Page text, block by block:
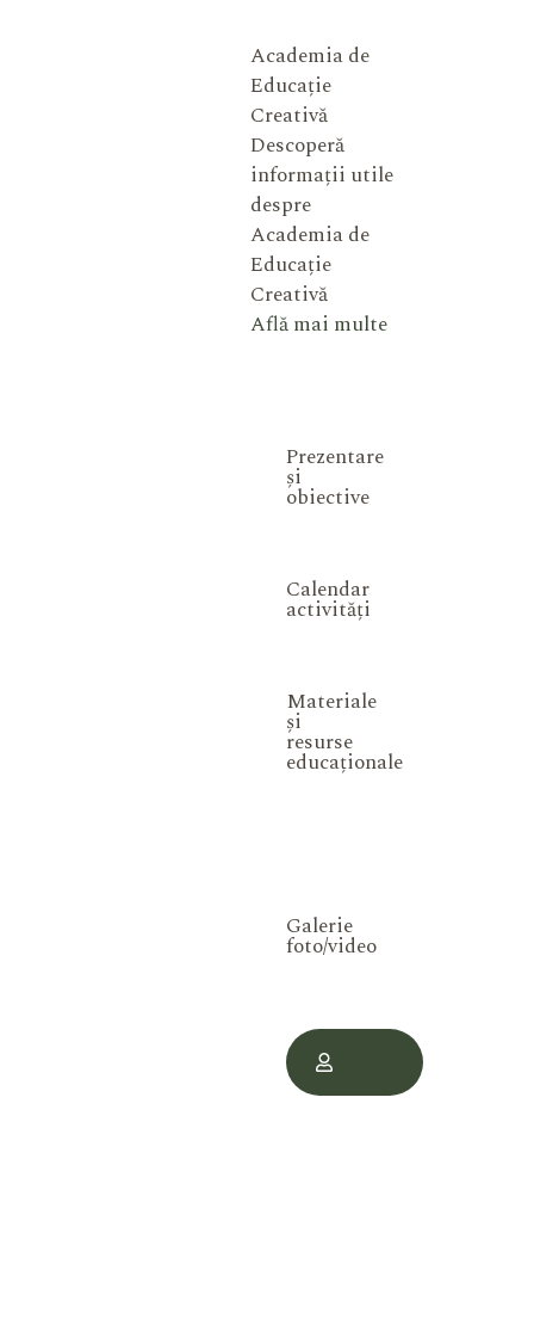
Academia de
Educație
Creativă
Descoperă
informații utile
despre
Academia de
Educație
Creativă
Află mai multe
Prezentare
și
obiective
Calendar
activități
Materiale
și
resurse
educaționale
Galerie
foto/video